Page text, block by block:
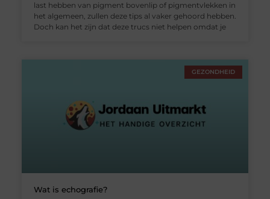
last hebben van pigment bovenlip of pigmentvlekken in
het algemeen, zullen deze tips al vaker gehoord hebben.
Doch kan het zijn dat deze trucs niet helpen omdat je
GEZONDHEID
Wat is echografie?